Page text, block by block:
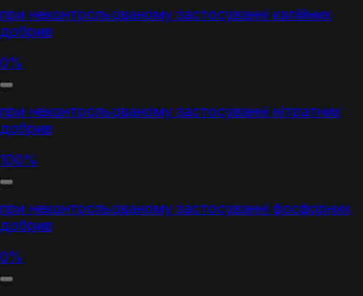
при неконтрольованому застосуванні калійних
добрив
0%
при неконтрольованому застосуванні нітратних
добрив
100%
при неконтрольованому застосуванні фосфорних
добрив
0%